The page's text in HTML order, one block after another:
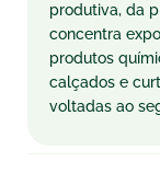
produtiva, da
concentra
produtos
calçados e
voltadas ao